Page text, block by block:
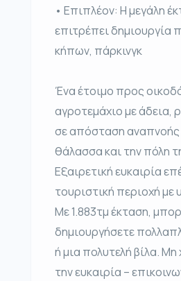
• Επιπλέον: Η μεγάλη
επιτρέπει δημιουργία
κήπων, πάρκινγκ
Ένα έτοιμο προς
αγροτεμάχιο με άδεια,
σε απόσταση
θάλασσα και την πόλη
Εξαιρετική ευκαιρία
τουριστική περιοχή με
Με 1.883τμ έκταση,
δημιουργήσετε
ή μια πολυτελή βίλα.
την ευκαιρία –